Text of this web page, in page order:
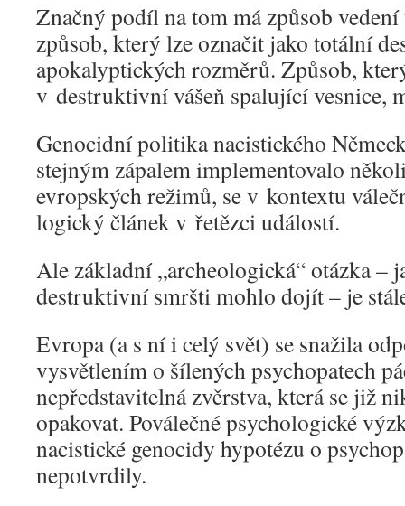
Značný podíl na tom má způsob
způsob, který lze označit jako totální
apokalyptických rozměrů. Způsob,
v destruktivní vášeň spalující vesnice,
Genocidní politika nacistického
stejným zápalem implementovalo
evropských režimů, se v kontextu
logický článek v řetězci událostí.
Ale základní „archeologická“ otázka –
destruktivní smršti mohlo dojít – je
Evropa (a s ní i celý svět) se snažila
vysvětlením o šílených psychopatech
nepředstavitelná zvěrstva, která se již
opakovat. Poválečné psychologické
nacistické genocidy hypotézu o
nepotvrdily.